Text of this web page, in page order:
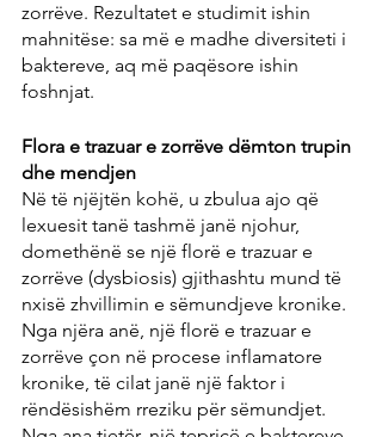
zorrëve. Rezultatet e studimit ishin
mahnitëse: sa më e madhe diversiteti i
baktereve, aq më paqësore ishin
foshnjat.
Flora e trazuar e zorrëve dëmton trupin
dhe mendjen
Në të njëjtën kohë, u zbulua ajo që
lexuesit tanë tashmë janë njohur,
domethënë se një florë e trazuar e
zorrëve (dysbiosis) gjithashtu mund të
nxisë zhvillimin e sëmundjeve kronike.
Nga njëra anë, një florë e trazuar e
zorrëve çon në procese inflamatore
kronike, të cilat janë një faktor i
rëndësishëm rreziku për sëmundjet.